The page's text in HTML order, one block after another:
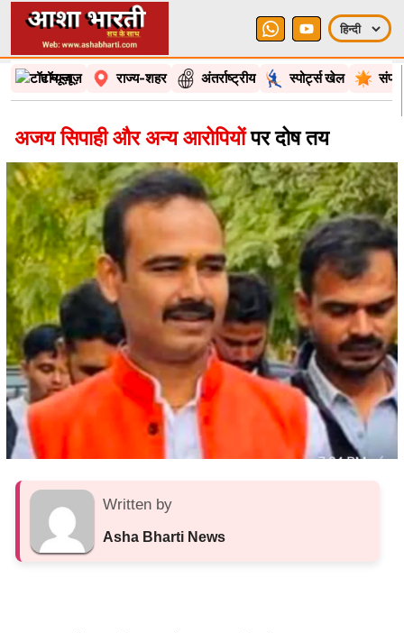
टॉप न्यूज़ राज्य-शहर अंतर्राष्ट्रीय स्पोर्ट्स खेल
अजय सिपाही और अन्य आरोपियोंपर दोष तय
Written by
Asha Bharti News